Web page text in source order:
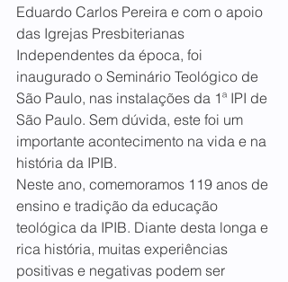
Eduardo Carlos Pereira e com o apoio
das Igrejas Presbiterianas
Independentes da época, foi
inaugurado o Seminário Teológico de
São Paulo, nas instalações da 1ª IPI de
São Paulo. Sem dúvida, este foi um
importante acontecimento na vida e na
história da IPIB.
Neste ano, comemoramos 119 anos de
ensino e tradição da educação
teológica da IPIB. Diante desta longa e
rica história, muitas experiências
positivas e negativas podem ser